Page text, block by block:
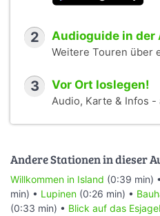
2 Audioguide in der
Weitere Touren über
3 Vor Ort loslegen!
Audio, Karte & Infos -
Andere Stationen in dieser
Willkommen in Island (0:39 min) •
min) • Lupinen (0:26 min) •
(0:33 min) • Blick auf das